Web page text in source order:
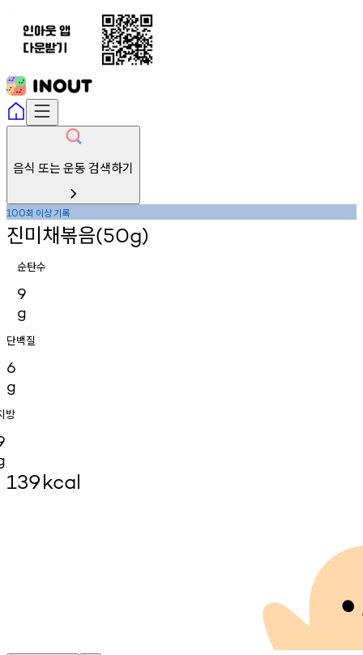
음식 또는 운동 검색하기
100회 이상기록
진미채볶음(50g)
순탄수
9
g
단백질
6
g
방
139kcal